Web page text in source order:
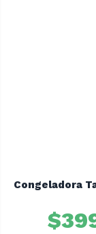
Congeladora
$